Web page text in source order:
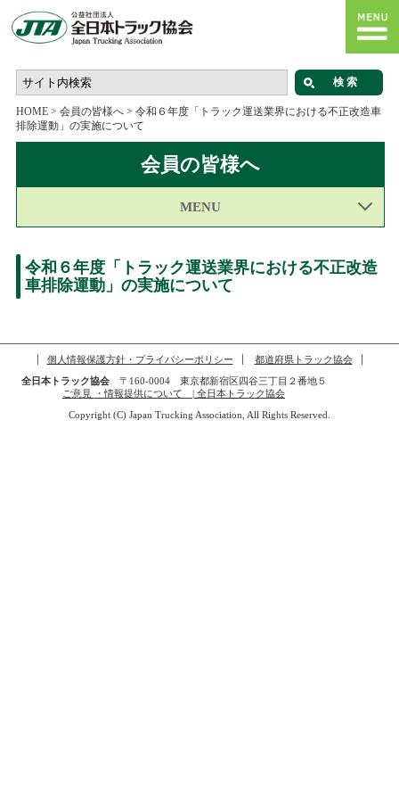
HOME> 会員の皆様へ> 令和６年度「トラック運送業界における不正改造車
排除運動」の実施について
会員の皆様へ
MENU
令和６年度「トラック運送業界における不正改造
車排除運動」の実施について
個人情報保護方針・プライバシーポリシー
都道府県トラック協会
全日本トラック協会〒160-0004 東京都新宿区四谷三丁目２番地５
ご意見 ・情報提供について | 全日本トラック協会
Copyright (C) Japan Trucking Association, All Rights Reserved.